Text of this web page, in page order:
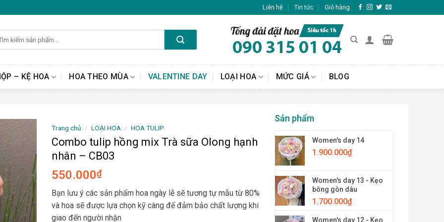
Liên hệ Tin tức Giỏ hàng
– KỆ HOA HOA THEO MÙA VALENTINE DAY LOẠI HOA MỨC GIÁ BLOG
Sản phẩm
Women's day 14
1.900.000₫
Women's day 13 - Kẹo
bông gòn dâu
1.700.000₫
Women's day 12 - Kẹo
Trang chủ / LOẠI HOA / HOA TULIP
Combo tulip hồng mix Trà sữa Olong hạnh
nhân – CB03
550.000₫
Bạn lưu ý các sản phẩm hoa ngày lễ sẽ tương tự mẫu từ 80%
và hoa sẽ được lựa chọn kỹ càng để đảm bảo chất lượng khi
giao đến người nhận